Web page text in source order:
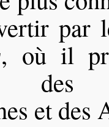
par
, où il
des
et des